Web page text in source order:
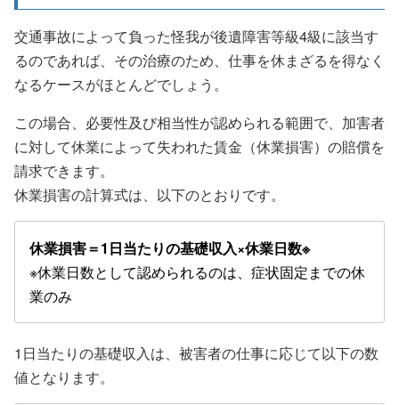
交通事故によって負った怪我が後遺障害等級4級に該当す
るのであれば、その治療のため、仕事を休まざるを得なく
なるケースがほとんどでしょう。
この場合、必要性及び相当性が認められる範囲で、加害者
に対して休業によって失われた賃金（休業損害）の賠償を
請求できます。
休業損害の計算式は、以下のとおりです。
休業損害＝1日当たりの基礎収入×休業日数※
※休業日数として認められるのは、症状固定までの休
業のみ
1日当たりの基礎収入は、被害者の仕事に応じて以下の数
値となります。